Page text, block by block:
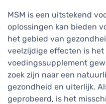
MSM is een uitstekend
oplossingen kan bieden
het gebied van
veelzijdige effecten is
voedingssupplement
zoek zijn naar een
gezondheid en uiterlijk.
geprobeerd, is het